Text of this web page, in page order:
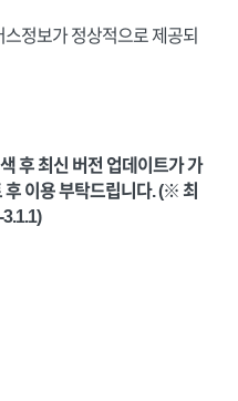
정보가 정상적으로 제공되
후 최신 버전 업데이트가 가
이용 부탁드립니다.(※ 최